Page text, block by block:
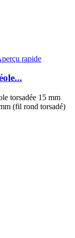
rapide
torsadée 15 mm
(fil rond torsadé)